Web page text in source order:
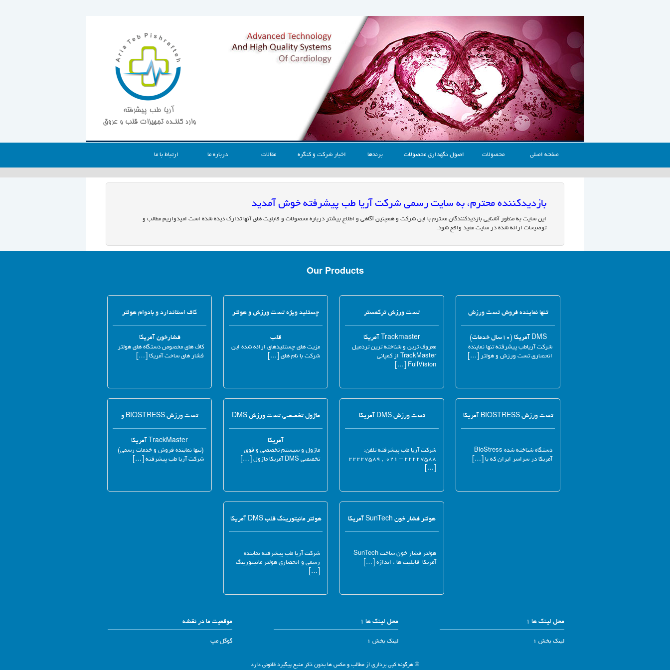
صفحه اصلی محصولات اصول نگهداری محصولات برندها اخبار شرکت و کنگره مقالات درباره ما ارتباط با ما
بازدیدکننده محترم، به سایت رسمی شرکت آریا طب پیشرفته خوش آمدید
این سایت به منظور آشنایی بازدیدکنندگان محترم با این شرکت و همچنین آگاهی و اطلاع بیشتر درباره محصولات و قابلیت های آنها تدارک دیده شده است امیدواریم مطالب و
توضیحات ارائه شده در سایت مفید واقع شود.
Our Products
تنها نماینده فروش تست ورزش
DMS آمریکا (۱۰سال خدمات)
شرکت آریاطب پیشرفته تنها نماینده
انحصاری تست ورزش و هولتر […]
تست ورزش ترکمستر
Trackmaster آمریکا
معروف ترین و شناخته ترین تردمیل
TrackMaster از کمپانی
FullVision […]
چستلید ویژه تست ورزش و هولتر
قلب
مزیت های چستلیدهای ارائه شده این
شرکت با نام های […]
کاف استاندارد و بادوام هولتر
فشارخون آمریکا
کاف های مخصوص دستگاه های هولتر
فشار های ساخت آمریکا […]
تست ورزش BIOSTRESS آمریکا
دستگاه شناخته شده BioStress
آمریکا در سراسر ایران که با […]
تست ورزش DMS آمریکا
شرکت آریا طب پیشرفته تلفن:
۲۲۲۲۷۵۸۸ – ۰۲۱ , ۲۲۲۲۷۵۸۹
[…]
ماژول تخصصی تست ورزش DMS
آمریکا
ماژول و سیستم تخصصی و فوق
تخصصی DMS آمریکا ماژول […]
تست ورزش BIOSTRESS و
TrackMaster آمریکا
(تنها نماینده فروش و خدمات رسمی)
شرکت آریا طب پیشرفته […]
هولتر فشار خون SunTech آمریکا
هولتر فشار خون ساخت SunTech
آمریکا قابلیت ها : اندازه […]
هولتر مانیتورینگ قلب DMS آمریکا
شرکت آریا طب پیشرفته نماینده
رسمی و انحصاری هولتر مانیتورینگ
[…]
محل لینک ها 1
لینک بخش 1
محل لینک ها 1
لینک بخش 1
موقعیت ما در نقشه
گوگل مپ
© هرگونه کپی برداری از مطالب و عکس ها بدون ذکر منبع پیگیرد قانونی دارد